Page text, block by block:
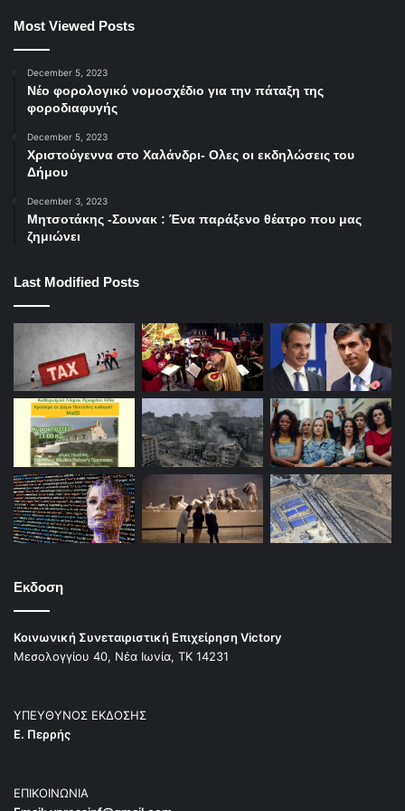
Το 1941, σε ηλικία 22 ετών, νυμφεύτηκε για πρώτη
φορά με την μετέπειτα ψυχίατρο Χριστίνα Ρασσιά,
ένα γάμος που θα κρατήσει 10 χρόνια και θα
καταλήξει σε διαζύγιο. Εν τω μεταξύ είχε γνωρίσει
την νεαρή Μαργαρίτα Τσαντ, την οποία θα νυμφευτεί
τον ίδιο χρόνο και μαζί της θα αποκτήσει τέσσερα
παιδιά: τον Γιώργο (γεν. 1952), την Σοφία (γεν. 1954),
τον Νίκο (γεν.1956) και τον Ανδρέα (γεν.1959).
Η ανάμιξη στην πολιτική
ΑΡΙΣΤΟΤΕΛΗΣ ΣΑΡΡΗΚΩΣΤΑΣ/ΑΡΧΕΙΟ ΕΡΤ
Την περίοδο 1959-1960 επισκέφθηκε την Ελλάδα με
αποστολή των ιδρυμάτων Φουλμπράιτ και
Γκουγκενχάιμ, για να μελετήσει την ελληνική
οικονομία. Προσκλήθηκε τότε από τον πρωθυπουργό
Κωνσταντίνο Καραμανλή και ανέλαβε την διεύθυνση
του Κέντρου Οικονομικών Ερευνών (1960-1964), το
Προγραμματισμού και Οικονομικών Ερευνών (ΚΕΠΕ).
Συγχρόνως διετέλεσε οικονομικός σύμβουλος τής
Τράπεζας της Ελλάδος έως το 1962.
πολιτική, μέσα από τις τάξεις της Ένωσης Κέντρου.
Στις εκλογές της 16ης Φεβρουαρίου 1964, τις οποίες
βουλευτής και εξελέγη πανηγυρικά στην περιφέρεια
Most Viewed Posts
December 5, 2023
Νέο φορολογικό νομοσχέδιο για την πάταξη της
φοροδιαφυγής
December 5, 2023
Χριστούγεννα στο Χαλάνδρι- Ολες οι εκδηλώσεις του
Δήμου
December 3, 2023
Μητσοτάκης -Σουνακ : Ένα παράξενο θέατρο που μας
ζημιώνει
Last Modified Posts
Εκδοση
Κοινωνική Συνεταιριστική Επιχείρηση Victory
Μεσολογγίου 40, Νέα Ιωνία, ΤΚ 14231
ΥΠΕΥΘΥΝΟΣ ΕΚΔΟΣΗΣ
Ε. Περρής
ΕΠΙΚΟΙΝΩΝΙΑ